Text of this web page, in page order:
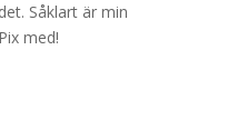
Såklart är min
med!